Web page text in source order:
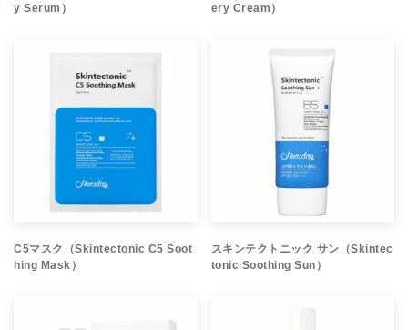
y Serum）
ery Cream）
C5マスク（Skintectonic C5 Soot
hing Mask）
スキンテクトニック サン（Skintec
tonic Soothing Sun）